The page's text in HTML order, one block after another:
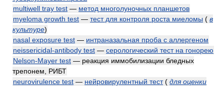
multiwell tray test — метод многолуночных планшетов
myeloma growth test — тест для контроля роста миеломы ( в
культуре)
nasal exposure test — интраназальная проба с аллергеном
neissericidal-antibody test — серологический тест на гонорею
Nelson-Mayer test — реакция иммобилизации бледных
трепонем, РИБТ
neurovirulence test — нейровирулентный тест ( для оценки